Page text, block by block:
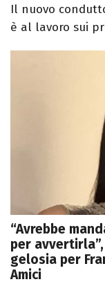
Il nuovo
è al lavoro sui
“Avrebbe
per
gelosia per
Amici